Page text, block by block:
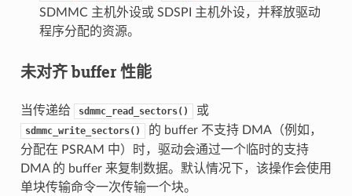
SDMMC 主机外设或 SDSPI 主机外设，并释放驱动
程序分配的资源。
未对齐 buffer 性能
当传递给 sdmmc_read_sectors() 或
sdmmc_write_sectors()
的 buffer 不支持 DMA（例如，
分配在 PSRAM 中）时，驱动会通过一个临时的支持
DMA 的 buffer 来复制数据。默认情况下，该操作会使用
单块传输命令一次传输一个块。